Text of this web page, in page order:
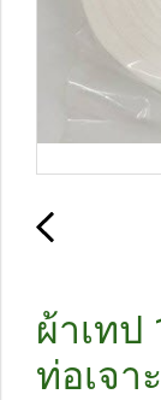
ผ้าเทป
ท่อเจา